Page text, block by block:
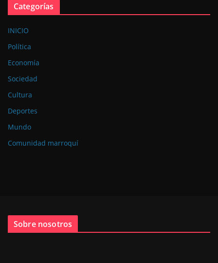
Categorías
INICIO
Política
Economía
Sociedad
Cultura
Deportes
Mundo
Comunidad marroquí
Sobre nosotros